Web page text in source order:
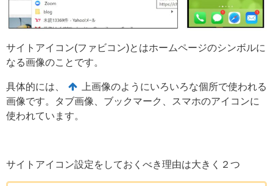
サイトアイコン(ファビコン)とはホームページのシンボルに
なる画像のことです。
具体的には、
上画像のようにいろいろな個所で使われる
画像です。タブ画像、ブックマーク、スマホのアイコンに
使われています。
サイトアイコン設定をしておくべき理由は大きく２つ